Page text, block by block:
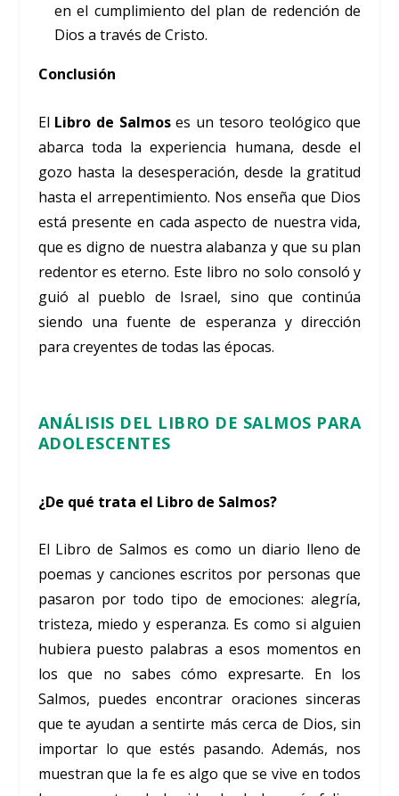
en el cumplimiento del plan de redención de
Dios a través de Cristo.
Conclusión
El Libro de Salmoses un tesoro teológico que
abarca toda la experiencia humana, desde el
gozo hasta la desesperación, desde la gratitud
hasta el arrepentimiento. Nos enseña que Dios
está presente en cada aspecto de nuestra vida,
que es digno de nuestra alabanza y que su plan
redentor es eterno. Este libro no solo consoló y
guió al pueblo de Israel, sino que continúa
siendo una fuente de esperanza y dirección
para creyentes de todas las épocas.
ANÁLISIS DEL LIBRO DE SALMOS PARA
ADOLESCENTES
¿De qué trata el Libro de Salmos?
El Libro de Salmos es como un diario lleno de
poemas y canciones escritos por personas que
pasaron por todo tipo de emociones: alegría,
tristeza, miedo y esperanza. Es como si alguien
hubiera puesto palabras a esos momentos en
los que no sabes cómo expresarte. En los
Salmos, puedes encontrar oraciones sinceras
que te ayudan a sentirte más cerca de Dios, sin
importar lo que estés pasando. Además, nos
muestran que la fe es algo que se vive en todos